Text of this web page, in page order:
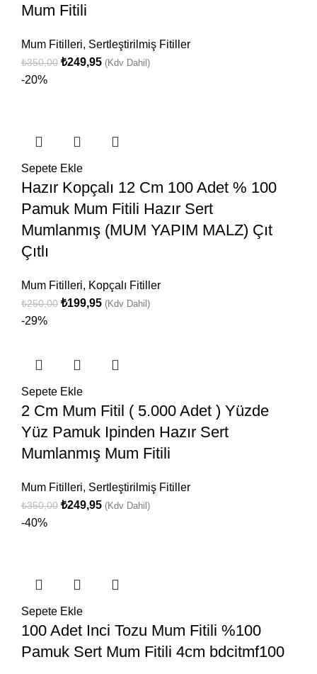
Mum Fitili
Mum Fitilleri, Sertleştirilmiş Fitiller
₺350,00 ₺249,95 (Kdv Dahil)
-20%
Sepete Ekle
Hazır Kopçalı 12 Cm 100 Adet % 100
Pamuk Mum Fitili Hazır Sert
Mumlanmış (MUM YAPIM MALZ) Çıt
Çıtlı
Mum Fitilleri, Kopçalı Fitiller
₺250,00 ₺199,95 (Kdv Dahil)
-29%
Sepete Ekle
2 Cm Mum Fitil ( 5.000 Adet ) Yüzde
Yüz Pamuk Ipinden Hazır Sert
Mumlanmış Mum Fitili
Mum Fitilleri, Sertleştirilmiş Fitiller
₺350,00 ₺249,95 (Kdv Dahil)
-40%
Sepete Ekle
100 Adet Inci Tozu Mum Fitili %100
Pamuk Sert Mum Fitili 4cm bdcitmf100